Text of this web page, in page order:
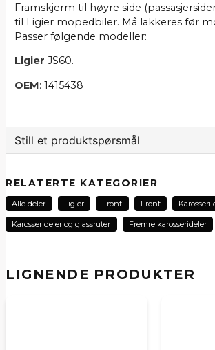
LIGNENDE PRODUKTER
Framskjerm til høyre side
til Ligier mopedbiler. Må lakkeres før
Passer følgende modeller:
Ligier JS60.
OEM: 1415438
Still et produktspørsmål
Spør oss noe om dette produktet...
RELATERTE KATEGORIER
Alle deler Ligier Front Front Karosseri
Karosserideler og glassruter Fremre karosserideler